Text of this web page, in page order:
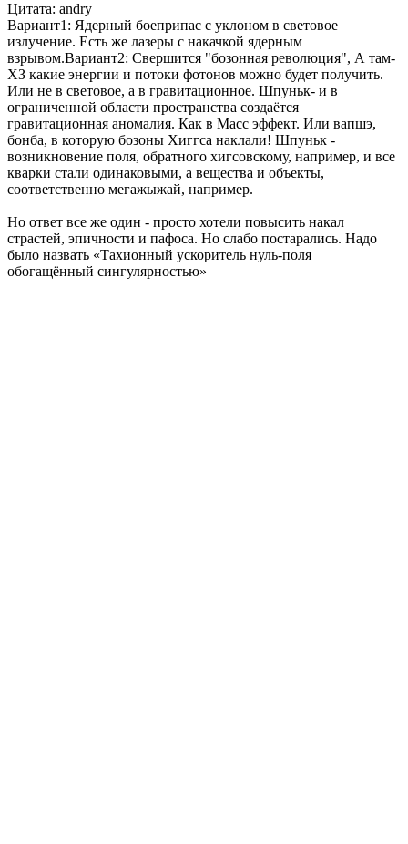
Цитата: andry_
Вариант1: Ядерный боеприпас с уклоном в световое
излучение. Есть же лазеры с накачкой ядерным
взрывом.Вариант2: Свершится "бозонная революция", А там-
ХЗ какие энергии и потоки фотонов можно будет получить.
Или не в световое, а в гравитационное. Шпуньк- и в
ограниченной области пространства создаётся
гравитационная аномалия. Как в Масс эффект. Или вапшэ,
бонба, в которую бозоны Хиггса наклали! Шпуньк -
возникновение поля, обратного хигсовскому, например, и все
кварки стали одинаковыми, а вещества и объекты,
соответственно мегажыжай, например.
Но ответ все же один - просто хотели повысить накал
страстей, эпичности и пафоса. Но слабо постарались. Надо
было назвать «Тахионный ускоритель нуль-поля
обогащённый сингулярностью»